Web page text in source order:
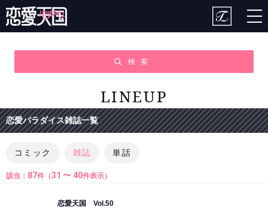
検 索
LINEUP
恋愛パラダイス雑誌一覧
コミック 雑誌 単話
該当： 87件（31 〜 40件表示）
恋愛天国 Vol.50